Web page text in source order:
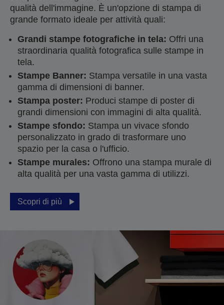
qualità dell'immagine. È un'opzione di stampa di
grande formato ideale per attività quali:
Grandi stampe fotografiche in tela: Offri una
straordinaria qualità fotografica sulle stampe in
tela.
Stampe Banner: Stampa versatile in una vasta
gamma di dimensioni di banner.
Stampa poster: Produci stampe di poster di
grandi dimensioni con immagini di alta qualità.
Stampe sfondo: Stampa un vivace sfondo
personalizzato in grado di trasformare uno
spazio per la casa o l'ufficio.
Stampe murales: Offrono una stampa murale di
alta qualità per una vasta gamma di utilizzi.
Scopri di più